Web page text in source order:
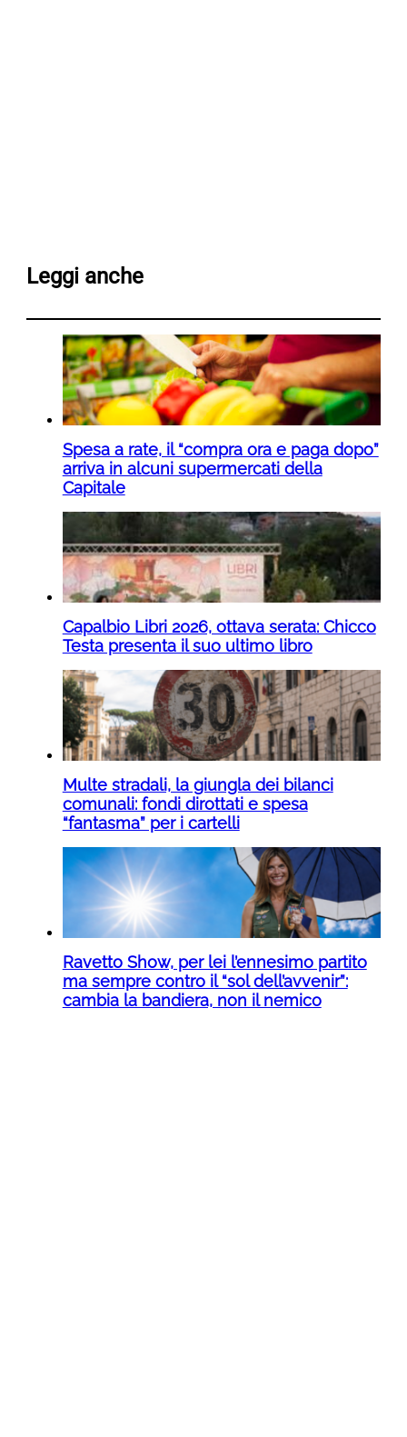
Leggi anche
Spesa a rate, il “compra ora e paga dopo”
arriva in alcuni supermercati della
Capitale
Capalbio Libri 2026, ottava serata: Chicco
Testa presenta il suo ultimo libro
Multe stradali, la giungla dei bilanci
comunali: fondi dirottati e spesa
“fantasma” per i cartelli
Ravetto Show, per lei l’ennesimo partito
ma sempre contro il “sol dell’avvenir”:
cambia la bandiera, non il nemico